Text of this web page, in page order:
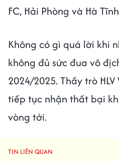
FC, Hải Phòng và Hà
Không có gì quá lời khi
không đủ sức đua vô
2024/2025. Thầy trò
tiếp tục nhận thất bại
vòng tới.
TIN LIÊN QUAN